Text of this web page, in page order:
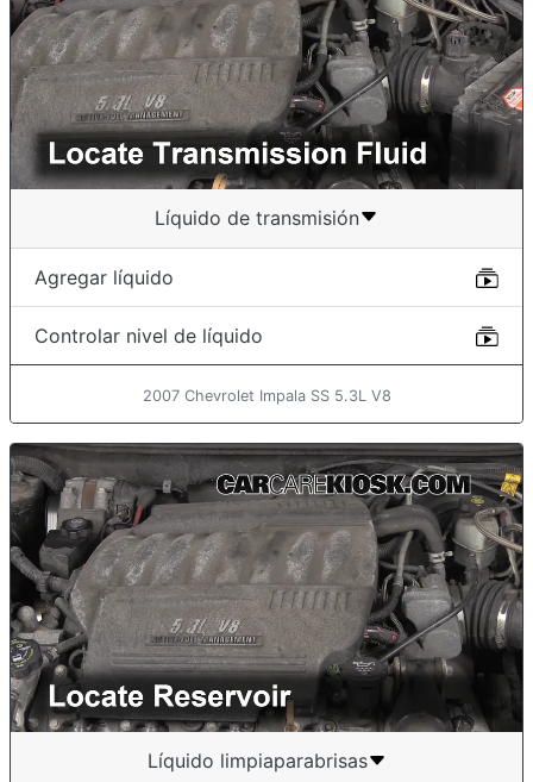
Líquido de transmisión
Agregar líquido
Controlar nivel de líquido
2007 Chevrolet Impala SS 5.3L V8
Líquido limpiaparabrisas